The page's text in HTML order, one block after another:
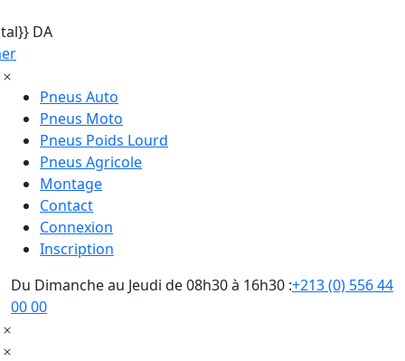
DA
Pneus Auto
Pneus Moto
Pneus Poids Lourd
Pneus Agricole
Montage
Contact
Connexion
Inscription
Du Dimanche au Jeudi de 08h30 à 16h30 :+213 (0) 556 44
00 00